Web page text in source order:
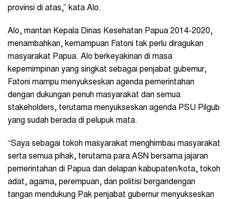
provinsi di atas,” kata Alo.
Alo, mantan Kepala Dinas Kesehatan Papua 2014-2020,
menambahkan, kemampuan Fatoni tak perlu diragukan
masyarakat Papua. Alo berkeyakinan di masa
kepemimpinan yang singkat sebagai penjabat gubernur,
Fatoni mampu menyukseskan agenda pemerintahan
dengan dukungan penuh masyarakat dan semua
stakeholders, terutama menyukseskan agenda PSU Pilgub
yang sudah berada di pelupuk mata.
“Saya sebagai tokoh masyarakat menghimbau masyarakat
serta semua pihak, terutama para ASN bersama jajaran
pemerintahan di Papua dan delapan kabupaten/kota, tokoh
adat, agama, perempuan, dan politisi bergandengan
tangan mendukung Pak penjabat gubernur menyukseskan